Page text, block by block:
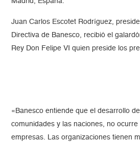
Juan Carlos Escotet Rodríguez,
Directiva de Banesco, recibió el
Rey Don Felipe VI quien preside los
«Banesco entiende que el desarrollo
comunidades y las naciones, no
empresas. Las organizaciones tienen